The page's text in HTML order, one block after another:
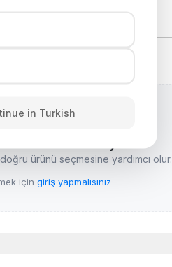
ürünü seçmesine yardımcı olur.
için giriş yapmalısınız
in Turkish